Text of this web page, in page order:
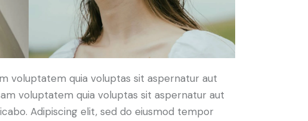
voluptatem quia voluptas sit aspernatur aut
voluptatem quia voluptas sit aspernatur aut
Adipiscing elit, sed do eiusmod tempor